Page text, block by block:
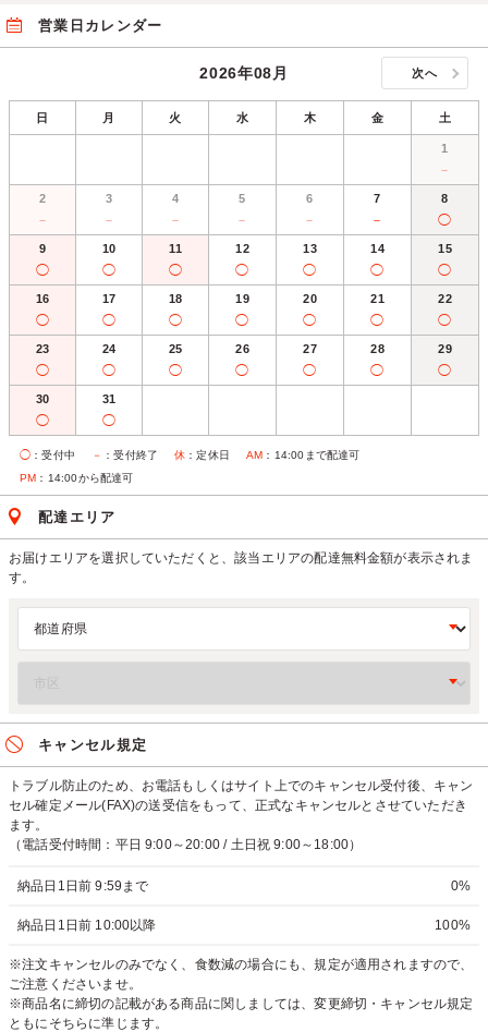
営業日カレンダー
2026年08月 次へ
日 月 火 水 木 金 土
1
－
2
－
3
－
4
－
5
－
6
－
7
－
8
◯
9
◯
10
◯
11
◯
12
◯
13
◯
14
◯
15
◯
16
◯
17
◯
18
◯
19
◯
20
◯
21
◯
22
◯
23
◯
24
◯
25
◯
26
◯
27
◯
28
◯
29
◯
30
◯
31
◯
◯ ：受付中 － ：受付終了 休 ：定休日 AM ：14:00まで配達可
PM ：14:00から配達可
配達エリア
お届けエリアを選択していただくと、該当エリアの配達無料金額が表示されま
す。
キャンセル規定
トラブル防止のため、お電話もしくはサイト上でのキャンセル受付後、キャン
セル確定メール(FAX)の送受信をもって、正式なキャンセルとさせていただき
ます。
（電話受付時間：平日 9:00～20:00 / 土日祝 9:00～18:00）
納品日1日前 9:59まで 0%
納品日1日前 10:00以降 100%
※注文キャンセルのみでなく、食数減の場合にも、規定が適用されますので、
ご注意くださいませ。
※商品名に締切の記載がある商品に関しましては、変更締切・キャンセル規定
ともにそちらに準じます。